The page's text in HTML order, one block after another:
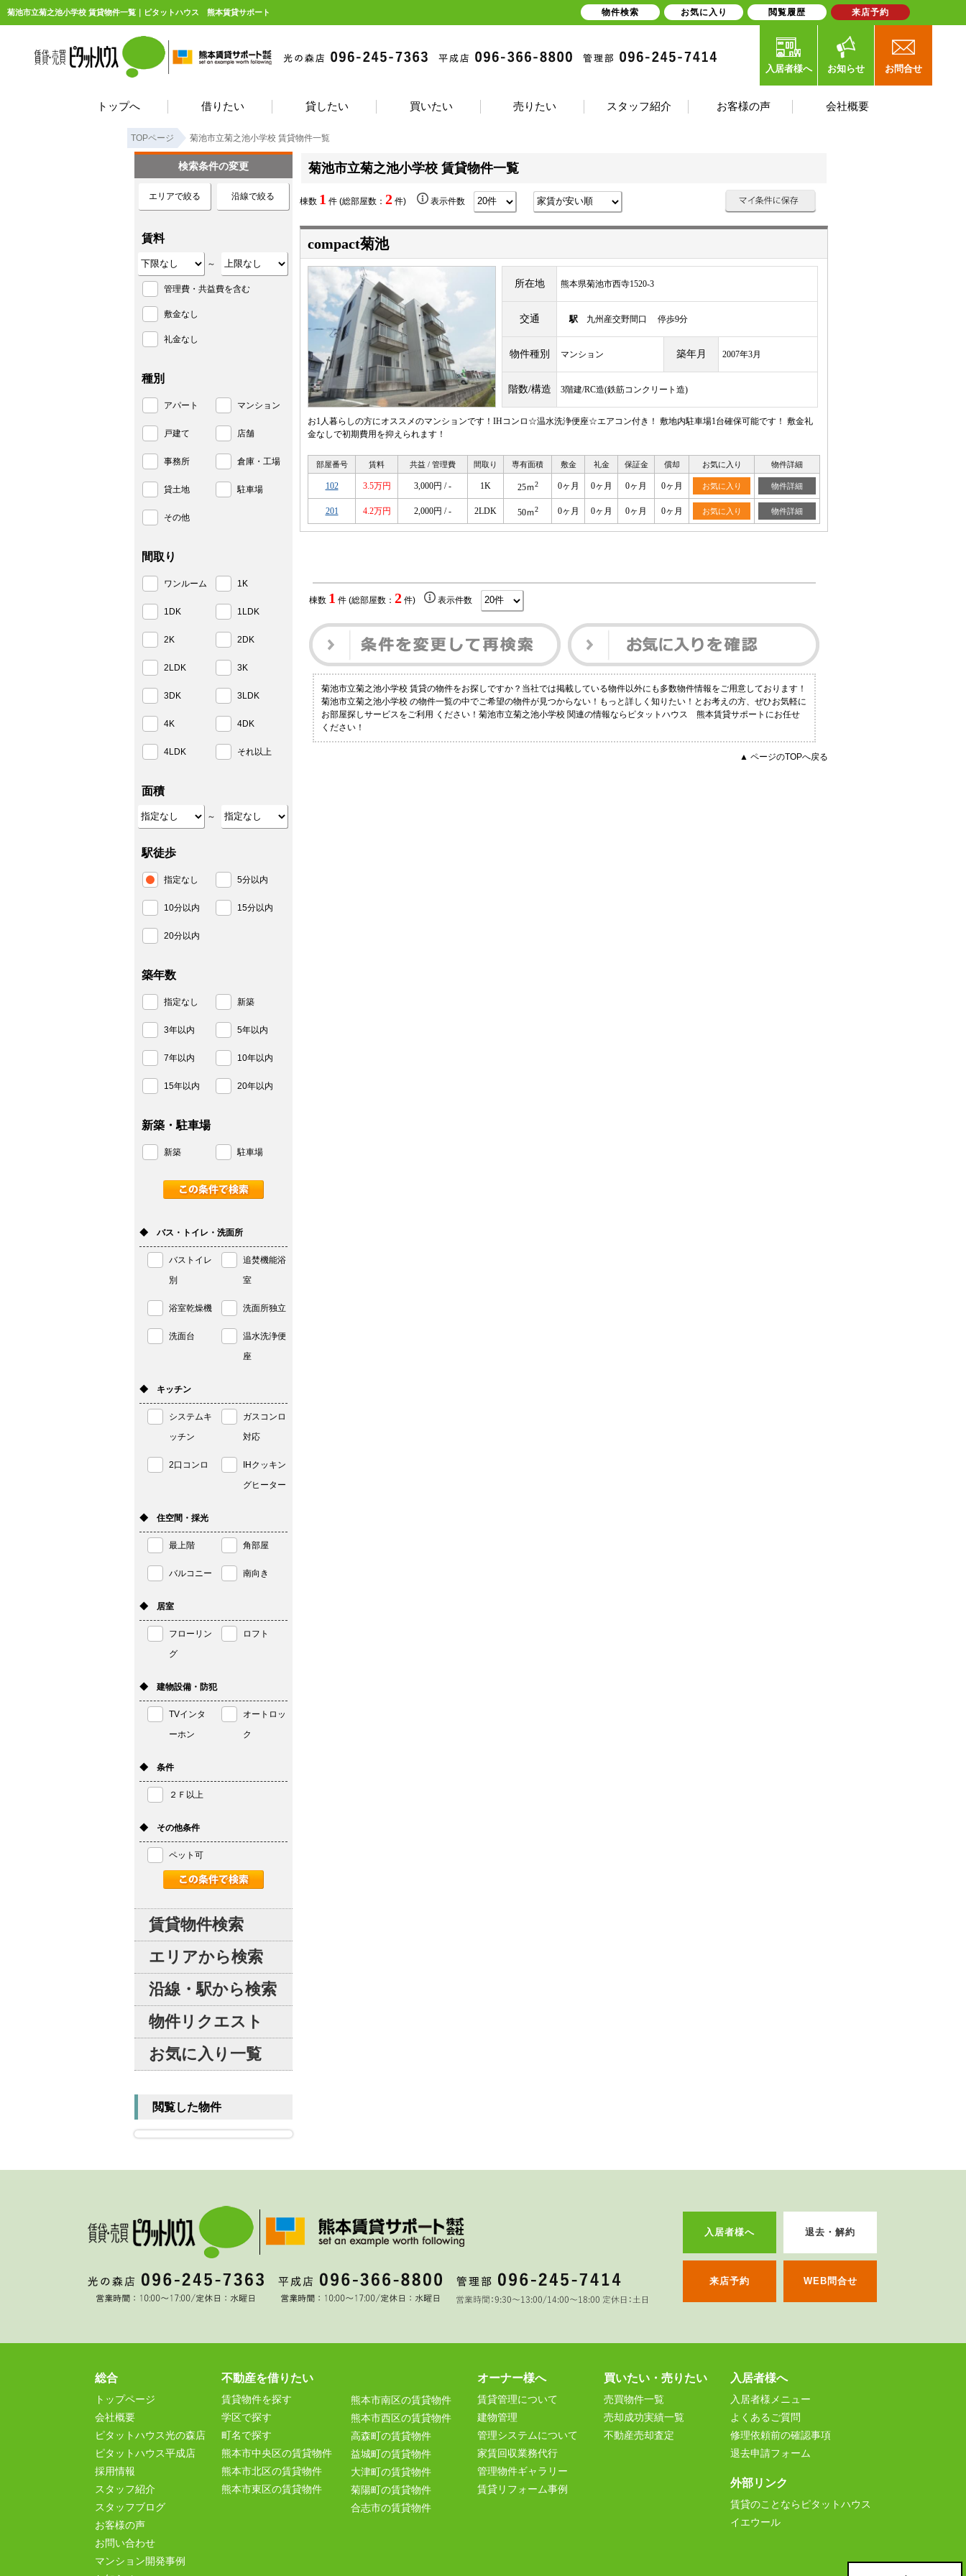
菊池市立菊之池小学校 賃貸物件一覧｜ピタットハウス 熊本賃貸サポート
入居者様へ お知らせ お問合せ
トップへ 借りたい 貸したい 買いたい 売りたい スタッフ紹介 お客様の声 会社概要
TOPページ 菊池市立菊之池小学校 賃貸物件一覧
菊池市立菊之池小学校 賃貸物件一覧
棟数 1 件 (総部屋数： 2 件) 表示件数
compact菊池
所在地 熊本県菊池市西寺1520-3
交通 駅 九州産交野間口 停歩9分
物件種別 マンション 築年月 2007年3月
階数/構造 3階建/RC造(鉄筋コンクリート造)
お1人暮らしの方にオススメのマンションです！IHコンロ☆温水洗浄便座☆エアコン付き！ 敷地内駐車場1台確保可能です！ 敷金礼
金なしで初期費用を抑えられます！
部屋番号 賃料 共益 / 管理費 間取り 専有面積 敷金 礼金 保証金 償却 お気に入り 物件詳細
102 3.5万円 3,000円 / - 1K 25ｍ2 0ヶ月 0ヶ月 0ヶ月 0ヶ月 お気に入り 物件詳細
201 4.2万円 2,000円 / - 2LDK 50ｍ2 0ヶ月 0ヶ月 0ヶ月 0ヶ月 お気に入り 物件詳細
棟数 1 件 (総部屋数： 2件) 表示件数
菊池市立菊之池小学校 賃貸の物件をお探しですか？当社では掲載している物件以外にも多数物件情報をご用意しております！
菊池市立菊之池小学校 の物件一覧の中でご希望の物件が見つからない！もっと詳しく知りたい！とお考えの方、ぜひお気軽に
お部屋探しサービスをご利用 ください！菊池市立菊之池小学校 関連の情報ならピタットハウス 熊本賃貸サポートにお任せ
ください！
▲ ページのTOPへ戻る
検索条件の変更
エリアで絞る 沿線で絞る
賃料
～
管理費・共益費を含む
敷金なし
礼金なし
種別
アパート マンション
戸建て 店舗
事務所 倉庫・工場
貸土地 駐車場
その他
間取り
ワンルーム 1K
1DK 1LDK
2K 2DK
2LDK 3K
3DK 3LDK
4K 4DK
4LDK それ以上
面積
～
駅徒歩
指定なし 5分以内
10分以内 15分以内
20分以内
築年数
指定なし 新築
3年以内 5年以内
7年以内 10年以内
15年以内 20年以内
新築・駐車場
新築 駐車場
◆ バス・トイレ・洗面所
バストイレ
別
追焚機能浴
室
浴室乾燥機 洗面所独立
洗面台
温水洗浄便
座
◆ キッチン
システムキ
ッチン
ガスコンロ
対応
2口コンロ
IHクッキン
グヒーター
◆ 住空間・採光
最上階 角部屋
バルコニー 南向き
◆ 居室
フローリン
グ
ロフト
◆ 建物設備・防犯
TVインタ
ーホン
オートロッ
ク
◆ 条件
２Ｆ以上
◆ その他条件
ペット可
賃貸物件検索
エリアから検索
沿線・駅から検索
物件リクエスト
お気に入り一覧
閲覧した物件
入居者様へ 退去・解約
来店予約 WEB問合せ
総合
トップページ
会社概要
ピタットハウス光の森店
ピタットハウス平成店
採用情報
スタッフ紹介
スタッフブログ
お客様の声
お問い合わせ
マンション開発事例
不動産を借りたい
賃貸物件を探す
学区で探す
町名で探す
熊本市中央区の賃貸物件
熊本市北区の賃貸物件
熊本市東区の賃貸物件
熊本市南区の賃貸物件
熊本市西区の賃貸物件
高森町の賃貸物件
益城町の賃貸物件
大津町の賃貸物件
菊陽町の賃貸物件
合志市の賃貸物件
オーナー様へ
賃貸管理について
建物管理
管理システムについて
家賃回収業務代行
管理物件ギャラリー
賃貸リフォーム事例
買いたい・売りたい
売買物件一覧
売却成功実績一覧
不動産売却査定
入居者様へ
入居者様メニュー
よくあるご質問
修理依頼前の確認事項
退去申請フォーム
外部リンク
賃貸のことならピタットハウス
イエウール
物件検索 お気に入り 閲覧履歴 来店予約